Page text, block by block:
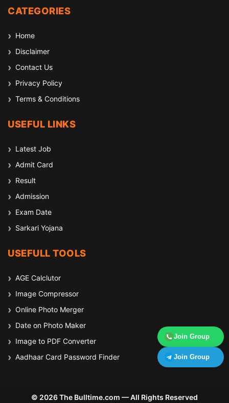
Join Group
Join Group
CATEGORIES
Home
Disclaimer
Contact Us
Privacy Policy
Terms & Conditions
USEFUL LINKS
Latest Job
Admit Card
Result
Admission
Exam Date
Sarkari Yojana
USEFULL TOOLS
AGE Calclutor
Image Compressor
Online Photo Merger
Date on Photo Maker
Image to PDF Converter
Aadhaar Card Password Finder
© 2026 The Bulltime.com — All Rights Reserved